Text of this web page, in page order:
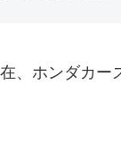
、ホンダカー